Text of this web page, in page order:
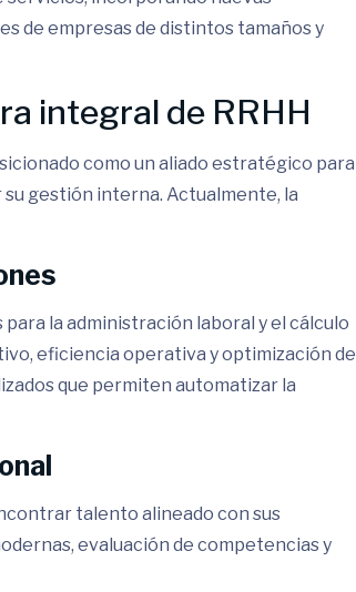
de empresas de distintos tamaños y
integral de RRHH
como un aliado estratégico para
gestión interna. Actualmente, la
la administración laboral y el cálculo
eficiencia operativa y optimización de
que permiten automatizar la
talento alineado con sus
evaluación de competencias y